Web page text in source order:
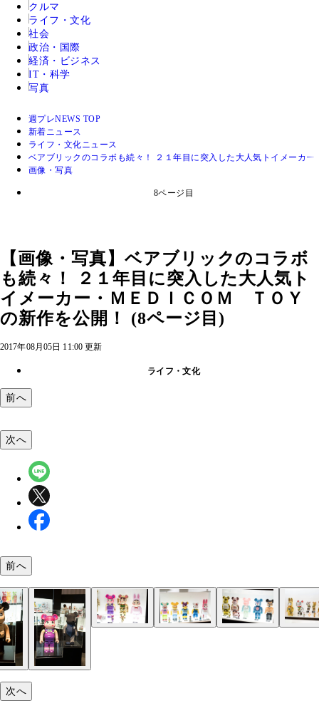
クルマ
ライフ・文化
社会
政治・国際
経済・ビジネス
IT・科学
写真
週プレNEWS TOP
新着ニュース
ライフ・文化ニュース
ベアブリックのコラボも続々！ ２１年目に突入した大人気トイメーカ
画像・写真
8ページ目
【画像・写真】ベアブリックのコラボ
も続々！ ２１年目に突入した大人気ト
イメーカー・ＭＥＤＩＣＯＭ ＴＯＹ
の新作を公開！ (8ページ目)
2017年08月05日 11:00 更新
ライフ・文化
前へ
ＮＩＫＥ ＳＢとベアブリックが久しぶりのコラ
０００％、４００％、１００％、またアパレル、
カーも発売予定
ペコちゃんシリーズの最新作（真ん中）。光り輝
ルドの招き猫ペコちゃんが登場！
アメリカのＴＶアニメ「シンプソンズ」シリーズ
ンリオの人気キャラクター・キティちゃんとマイ
ＭＹ ＦＩＲＳＴ ＢＥ＠ＲＢＲＩＣＫ Ｂ＠Ｂ
００％シリーズとファッションブランド「ＭＩＬ
「メディコム・トイ」東京スカイツリータウン・
チ店限定で販売される招き猫ベアブリックやＲ＠
今後発売される予定のベアブリック。（右から）
ルセランゴール、ＰＯＲＴＥＲ、カリモク３種類
今回のＥＸＨＩＢＩＴＩＯＮ’１７で発売された開
商品。（左から）『ＢＥ＠ＲＢＲＩＣＫ Ｃ－３
今回のＥＸＨＩＢＩＴＩＯＮ’１７で発売された開
商品。（左から）『九谷ＢＥ＠ＲＢＲＩＣＫ（貫
次へ
前へ
次へ